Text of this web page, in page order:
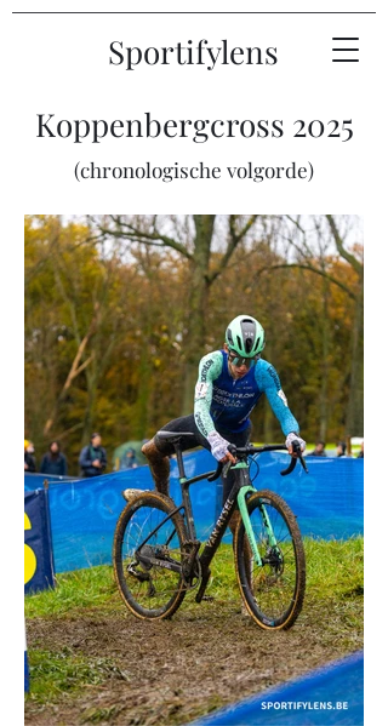
Sportifylens
Koppenbergcross 2025
(chronologische volgorde)